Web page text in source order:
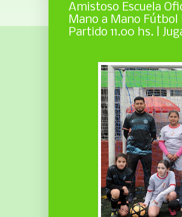
Amistoso Escuela
Mano a Mano Fútbol
Partido 11.00 hs. |